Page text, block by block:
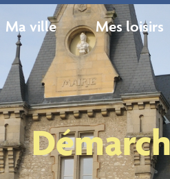
Ma ville Mes loisirs